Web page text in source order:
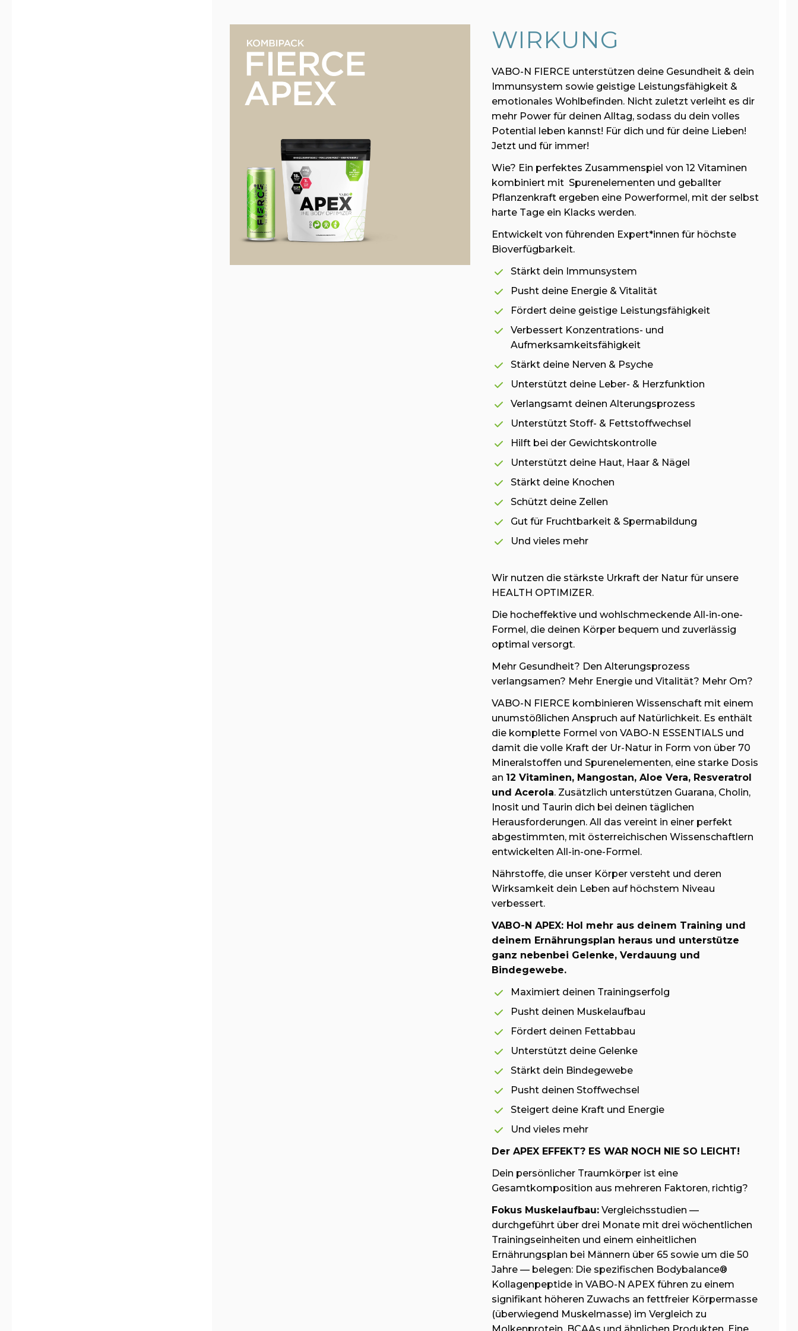
WIRKUNG
VABO-N FIERCE unterstützen deine Gesundheit & dein
Immunsystem sowie geistige Leistungsfähigkeit &
emotionales Wohlbefinden. Nicht zuletzt verleiht es dir
mehr Power für deinen Alltag, sodass du dein volles
Potential leben kannst! Für dich und für deine Lieben!
Jetzt und für immer!
Wie? Ein perfektes Zusammenspiel von 12 Vitaminen
kombiniert mit Spurenelementen und geballter
Pflanzenkraft ergeben eine Powerformel, mit der selbst
harte Tage ein Klacks werden.
Entwickelt von führenden Expert*innen für höchste
Bioverfügbarkeit.
Stärkt dein Immunsystem
Pusht deine Energie & Vitalität
Fördert deine geistige Leistungsfähigkeit
Verbessert Konzentrations- und
Aufmerksamkeitsfähigkeit
Stärkt deine Nerven & Psyche
Unterstützt deine Leber- & Herzfunktion
Verlangsamt deinen Alterungsprozess
Unterstützt Stoff- & Fettstoffwechsel
Hilft bei der Gewichtskontrolle
Unterstützt deine Haut, Haar & Nägel
Stärkt deine Knochen
Schützt deine Zellen
Gut für Fruchtbarkeit & Spermabildung
Und vieles mehr
Wir nutzen die stärkste Urkraft der Natur für unsere
HEALTH OPTIMIZER.
Die hocheffektive und wohlschmeckende All-in-one-
Formel, die deinen Körper bequem und zuverlässig
optimal versorgt.
Mehr Gesundheit? Den Alterungsprozess
verlangsamen? Mehr Energie und Vitalität? Mehr Om?
VABO-N FIERCE kombinieren Wissenschaft mit einem
unumstößlichen Anspruch auf Natürlichkeit. Es enthält
die komplette Formel von VABO-N ESSENTIALS und
damit die volle Kraft der Ur-Natur in Form von über 70
Mineralstoffen und Spurenelementen, eine starke Dosis
an 12 Vitaminen, Mangostan, Aloe Vera, Resveratrol
und Acerola. Zusätzlich unterstützen Guarana, Cholin,
Inosit und Taurin dich bei deinen täglichen
Herausforderungen. All das vereint in einer perfekt
abgestimmten, mit österreichischen Wissenschaftlern
entwickelten All-in-one-Formel.
Nährstoffe, die unser Körper versteht und deren
Wirksamkeit dein Leben auf höchstem Niveau
verbessert.
VABO-N APEX: Hol mehr aus deinem Training und
deinem Ernährungsplan heraus und unterstütze
ganz nebenbei Gelenke, Verdauung und
Bindegewebe.
Maximiert deinen Trainingserfolg
Pusht deinen Muskelaufbau
Fördert deinen Fettabbau
Unterstützt deine Gelenke
Stärkt dein Bindegewebe
Pusht deinen Stoffwechsel
Steigert deine Kraft und Energie
Und vieles mehr
Der APEX EFFEKT? ES WAR NOCH NIE SO LEICHT!
Dein persönlicher Traumkörper ist eine
Gesamtkomposition aus mehreren Faktoren, richtig?
Fokus Muskelaufbau:Vergleichsstudien —
durchgeführt über drei Monate mit drei wöchentlichen
Trainingseinheiten und einem einheitlichen
Ernährungsplan bei Männern über 65 sowie um die 50
Jahre — belegen: Die spezifischen Bodybalance®
Kollagenpeptide in VABO-N APEX führen zu einem
signifikant höheren Zuwachs an fettfreier Körpermasse
(überwiegend Muskelmasse) im Vergleich zu